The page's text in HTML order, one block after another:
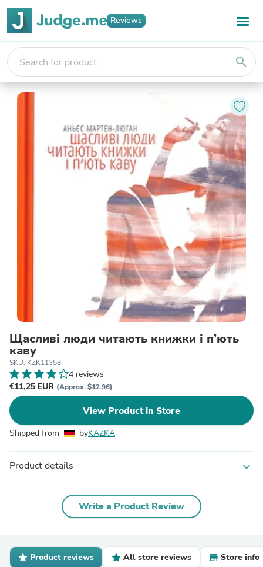
Reviews
search
Щасливі люди читають книжки і п’ють
каву
SKU: KZK11358
4 reviews
€11,25 EUR (Approx. $12.96)
View Product in Store
Shipped from byKAZKA
Product details expand_more
Write a Product Review
Product reviews All store reviews Store info